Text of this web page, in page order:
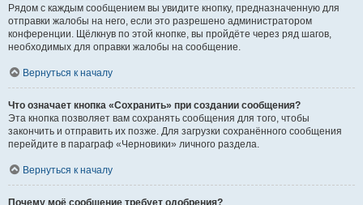
Рядом с каждым сообщением вы увидите кнопку, предназначенную для
отправки жалобы на него, если это разрешено администратором
конференции. Щёлкнув по этой кнопке, вы пройдёте через ряд шагов,
необходимых для оправки жалобы на сообщение.
Вернуться к началу
Что означает кнопка «Сохранить» при создании сообщения?
Эта кнопка позволяет вам сохранять сообщения для того, чтобы
закончить и отправить их позже. Для загрузки сохранённого сообщения
перейдите в параграф «Черновики» личного раздела.
Вернуться к началу
Почему моё сообщение требует одобрения?